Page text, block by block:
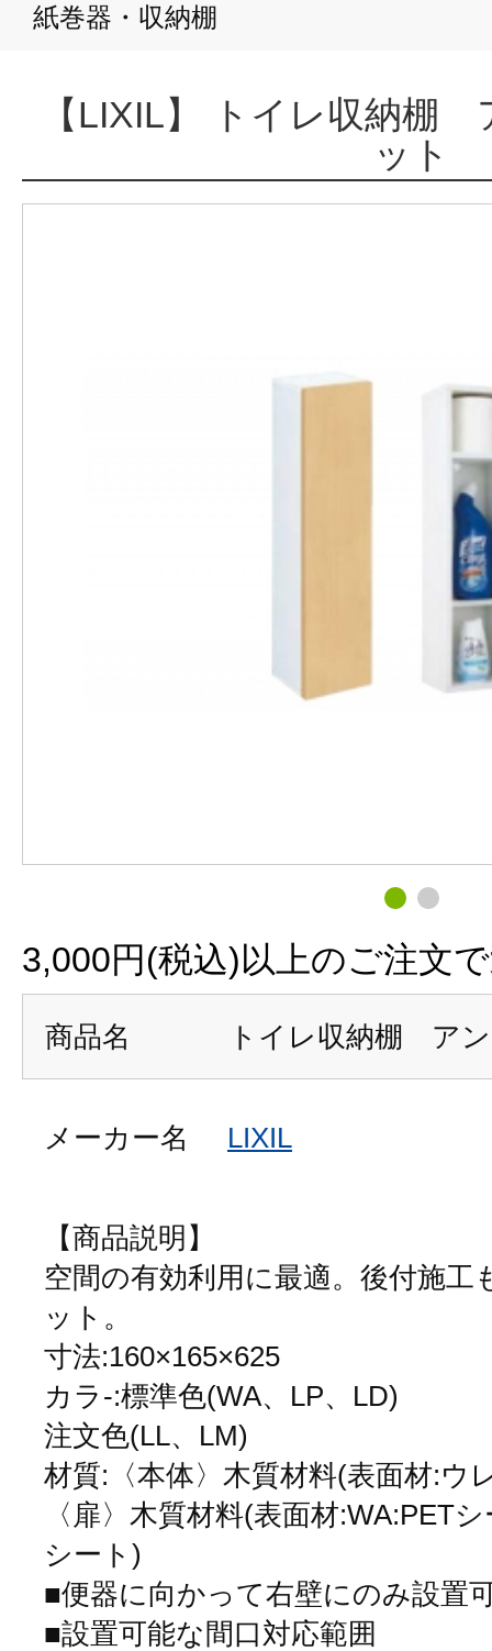
紙巻器・収納棚
【LIXIL】 トイレ収納棚
ット
3,000円(税込)以上のご注文で
商品名 トイレ収納棚 ア
メーカー名 LIXIL
【商品説明】
空間の有効利用に最適。後付施
ット。
寸法:160×165×625
カラ-:標準色(WA、LP、LD)
注文色(LL、LM)
材質:〈本体〉木質材料(表面材:ウ
〈扉〉木質材料(表面材:WA:PET
シート)
■便器に向かって右壁にのみ設置
■設置可能な間口対応範囲